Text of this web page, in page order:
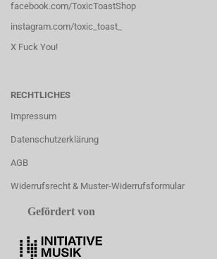
facebook.com/ToxicToastShop
instagram.com/toxic_toast_
X Fuck You!
RECHTLICHES
Impressum
Datenschutzerklärung
AGB
Widerrufsrecht & Muster-Widerrufsformular
Gefördert von